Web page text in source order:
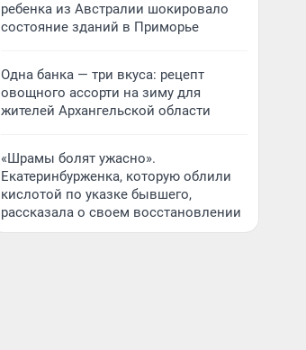
ребенка из Австралии шокировало
состояние зданий в Приморье
Одна банка — три вкуса: рецепт
овощного ассорти на зиму для
жителей Архангельской области
«Шрамы болят ужасно».
Екатеринбурженка, которую облили
кислотой по указке бывшего,
рассказала о своем восстановлении